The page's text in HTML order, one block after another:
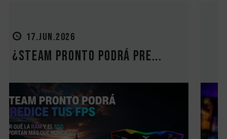
27.MAY.2026
Guía de actualización de P...